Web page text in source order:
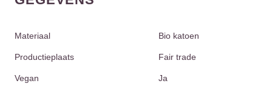
Materiaal Bio katoen
Productieplaats Fair trade
Vegan Ja